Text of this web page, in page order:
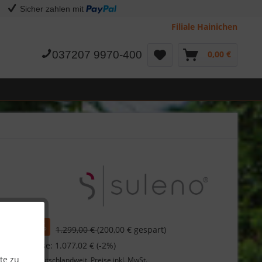
Sicher zahlen mit
Filiale Hainichen
037207 9970-400 0,00 €
zu
1.299,00 €(200,00 € gespart)
bei Vorkasse: 1.077,02 € (-2%)
deutschlandweit, Preise inkl. MwSt.